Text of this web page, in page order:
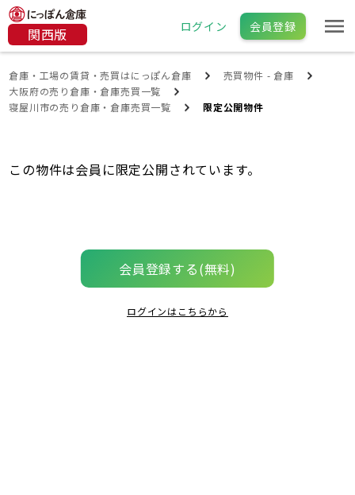
関西版 ログイン 会員登録
倉庫・工場の賃貸・売買はにっぽん倉庫
売買物件 - 倉庫
大阪府の売り倉庫・倉庫売買一覧
寝屋川市の売り倉庫・倉庫売買一覧
限定公開物件
この物件は会員に限定公開されています。
会員登録する(無料)
ログインはこちらから